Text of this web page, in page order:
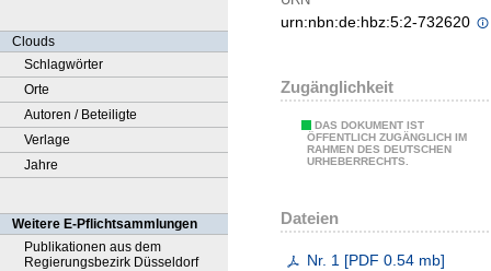
Clouds
Schlagwörter
Orte
Autoren / Beteiligte
Verlage
Jahre
Weitere E-Pflichtsammlungen
Publikationen aus dem
Regierungsbezirk Düsseldorf
urn:nbn:de:hbz:5:2-732620
Zugänglichkeit
DAS DOKUMENT IST
ÖFFENTLICH ZUGÄNGLICH IM
RAHMEN DES DEUTSCHEN
URHEBERRECHTS.
Dateien
Nr. 1 [PDF 0.54 mb]